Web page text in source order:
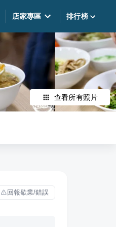
店家專區 排行榜
查看所有照片
回報歇業/錯誤